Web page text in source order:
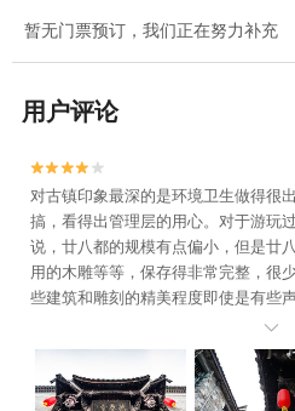
暂无门票预订，我们正在努力补充
用户评论


对古镇印象最深的是环境卫生做得很
搞，看得出管理层的用心。对于游玩
说，廿八都的规模有点偏小，但是廿
用的木雕等等，保存得非常完整，很
些建筑和雕刻的精美程度即使是有些
